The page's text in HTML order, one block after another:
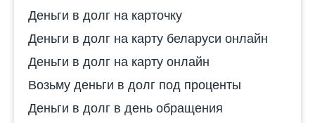
Деньги в долг на карточку
Деньги в долг на карту беларуси онлайн
Деньги в долг на карту онлайн
Возьму деньги в долг под проценты
Деньги в долг в день обращения